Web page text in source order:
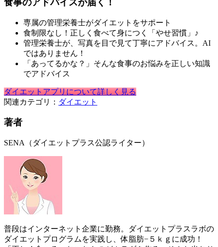
食事のアドバイスが届く！
専属の管理栄養士がダイエットをサポート
食制限なし！正しく食べて身につく「やせ習慣」♪
管理栄養士が、写真を目で見て丁寧にアドバイス。AI
ではありません！
「あってるかな？」そんな食事のお悩みを正しい知識
でアドバイス
ダイエットアプリについて詳しく見る
関連カテゴリ： ダイエット
著者
SENA（ダイエットプラス公認ライター）
普段はインターネット企業に勤務。ダイエットプラスラボの
ダイエットプログラムを実践し、体脂肪−５ｋｇに成功！